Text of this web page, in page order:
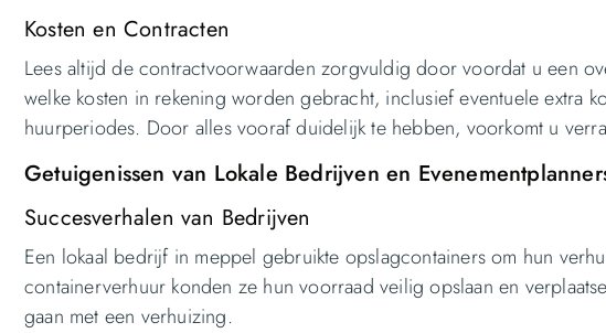
Kosten en Contracten
Lees altijd de contractvoorwaarden zorgvuldig door voordat u een
welke kosten in rekening worden gebracht, inclusief eventuele extra
huurperiodes. Door alles vooraf duidelijk te hebben, voorkomt u
Getuigenissen van Lokale Bedrijven en
Succesverhalen van Bedrijven
Een lokaal bedrijf in meppel gebruikte opslagcontainers om hun
containerverhuur konden ze hun voorraad veilig opslaan en
gaan met een verhuizing.